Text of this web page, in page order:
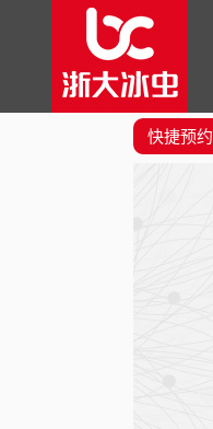
快捷预约